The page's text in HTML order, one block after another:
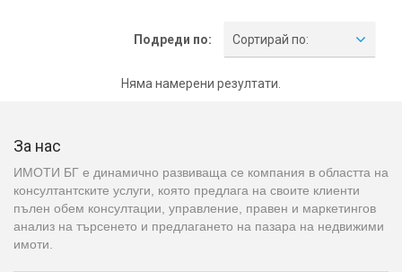
Подреди по: Сортирай по:
Няма намерени резултати.
За нас
ИМОТИ БГ е динамично развиваща се компания в областта на
консултантските услуги, която предлага на своите клиенти
пълен обем консултации, управление, правен и маркетингов
анализ на търсенето и предлагането на пазара на недвижими
имоти.